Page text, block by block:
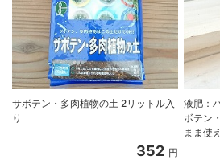
サボテン・多肉植物の土 2リットル入
り
352 円
液肥：
ボテン
まま使